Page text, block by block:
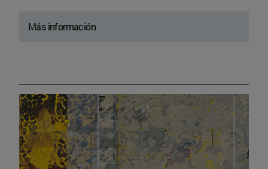
Más información